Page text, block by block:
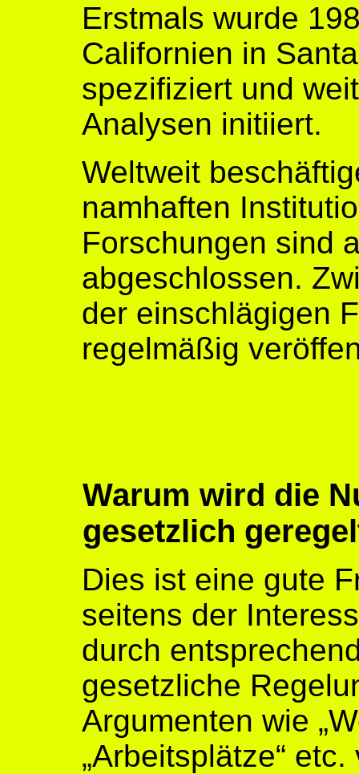
Erstmals wurde
Californien in
spezifiziert und
Analysen initiiert.
Weltweit
namhaften
Forschungen sind
abgeschlossen.
der einschlägigen
regelmäßig
Warum wird die
gesetzlich
Dies ist eine gute
seitens der
durch
gesetzliche
Argumenten wie
„Arbeitsplätze“